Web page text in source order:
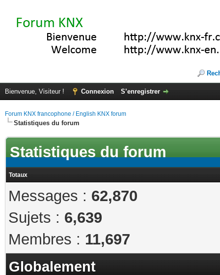
Bienvenue, Visiteur ! Connexion S’enregistrer
Forum KNX francophone / English KNX forum
Statistiques du forum
Statistiques du forum
Totaux
Messages : 62,870
Sujets : 6,639
Membres : 11,697
Globalement